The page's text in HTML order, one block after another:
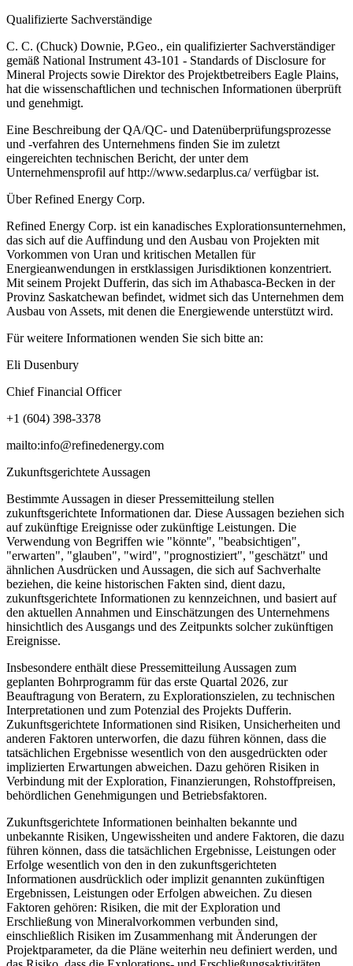
Qualifizierte Sachverständige
C. C. (Chuck) Downie, P.Geo., ein qualifizierter Sachverständiger
gemäß National Instrument 43-101 - Standards of Disclosure for
Mineral Projects sowie Direktor des Projektbetreibers Eagle Plains,
hat die wissenschaftlichen und technischen Informationen überprüft
und genehmigt.
Eine Beschreibung der QA/QC- und Datenüberprüfungsprozesse
und -verfahren des Unternehmens finden Sie im zuletzt
eingereichten technischen Bericht, der unter dem
Unternehmensprofil auf http://www.sedarplus.ca/ verfügbar ist.
Über Refined Energy Corp.
Refined Energy Corp. ist ein kanadisches Explorationsunternehmen,
das sich auf die Auffindung und den Ausbau von Projekten mit
Vorkommen von Uran und kritischen Metallen für
Energieanwendungen in erstklassigen Jurisdiktionen konzentriert.
Mit seinem Projekt Dufferin, das sich im Athabasca-Becken in der
Provinz Saskatchewan befindet, widmet sich das Unternehmen dem
Ausbau von Assets, mit denen die Energiewende unterstützt wird.
Für weitere Informationen wenden Sie sich bitte an:
Eli Dusenbury
Chief Financial Officer
+1 (604) 398-3378
mailto:info@refinedenergy.com
Zukunftsgerichtete Aussagen
Bestimmte Aussagen in dieser Pressemitteilung stellen
zukunftsgerichtete Informationen dar. Diese Aussagen beziehen sich
auf zukünftige Ereignisse oder zukünftige Leistungen. Die
Verwendung von Begriffen wie "könnte", "beabsichtigen",
"erwarten", "glauben", "wird", "prognostiziert", "geschätzt" und
ähnlichen Ausdrücken und Aussagen, die sich auf Sachverhalte
beziehen, die keine historischen Fakten sind, dient dazu,
zukunftsgerichtete Informationen zu kennzeichnen, und basiert auf
den aktuellen Annahmen und Einschätzungen des Unternehmens
hinsichtlich des Ausgangs und des Zeitpunkts solcher zukünftigen
Ereignisse.
Insbesondere enthält diese Pressemitteilung Aussagen zum
geplanten Bohrprogramm für das erste Quartal 2026, zur
Beauftragung von Beratern, zu Explorationszielen, zu technischen
Interpretationen und zum Potenzial des Projekts Dufferin.
Zukunftsgerichtete Informationen sind Risiken, Unsicherheiten und
anderen Faktoren unterworfen, die dazu führen können, dass die
tatsächlichen Ergebnisse wesentlich von den ausgedrückten oder
implizierten Erwartungen abweichen. Dazu gehören Risiken in
Verbindung mit der Exploration, Finanzierungen, Rohstoffpreisen,
behördlichen Genehmigungen und Betriebsfaktoren.
Zukunftsgerichtete Informationen beinhalten bekannte und
unbekannte Risiken, Ungewissheiten und andere Faktoren, die dazu
führen können, dass die tatsächlichen Ergebnisse, Leistungen oder
Erfolge wesentlich von den in den zukunftsgerichteten
Informationen ausdrücklich oder implizit genannten zukünftigen
Ergebnissen, Leistungen oder Erfolgen abweichen. Zu diesen
Faktoren gehören: Risiken, die mit der Exploration und
Erschließung von Mineralvorkommen verbunden sind,
einschließlich Risiken im Zusammenhang mit Änderungen der
Projektparameter, da die Pläne weiterhin neu definiert werden, und